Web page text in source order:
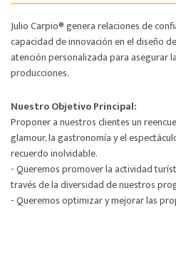
Julio Carpio® genera relaciones de
capacidad de innovación en el diseño
atención personalizada para asegurar
producciones.
Nuestro Objetivo Principal:
Proponer a nuestros clientes un
glamour, la gastronomía y el
recuerdo inolvidable.
- Queremos promover la actividad
través de la diversidad de nuestros
- Queremos optimizar y mejorar las